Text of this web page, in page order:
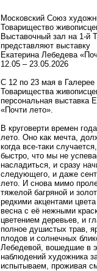
Московский Союз
Товарищество
Выставочный зал на 1-й
представляют выставку
Екатерина Лебедева
12.05 – 23.05.2026
С 12 по 23 мая в Галерее
Товарищества
персональная выставка
«Почти лето».
В круговерти времен
лето. Оно как мечта,
когда все-таки
быстро, что мы не
насладиться, и сразу
следующего, и даже
лето. И снова мимо
тяжелой багряной и
редкими акцентами
весна с её нежными
цветением деревьев, и
полное душистых трав,
плодов и солнечных
Лебедевой, вошедшие в
наблюдений художника
испытываем, проживая